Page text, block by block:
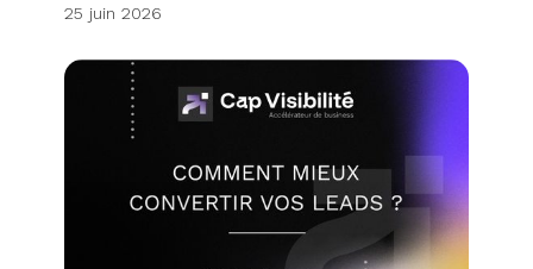
25 juin 2026